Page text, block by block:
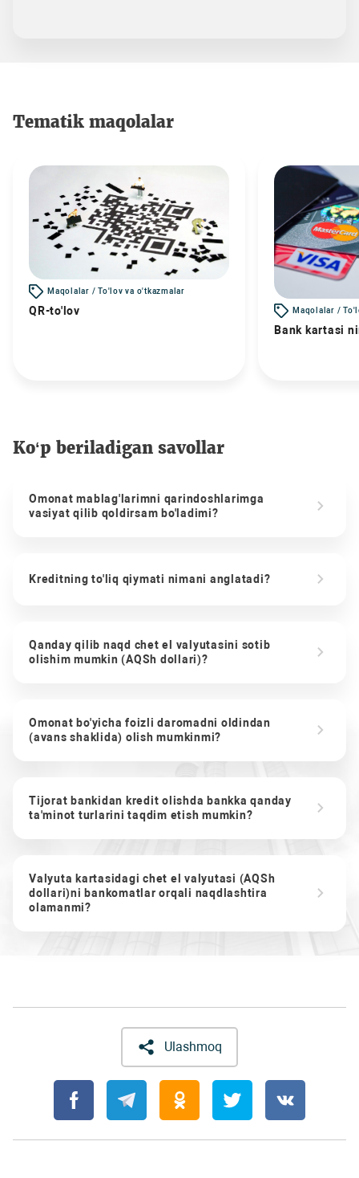
Tematik maqolalar
Maqolalar / To'lov va o'tkazmalar
QR-to'lov Maqolalar /
Bank kartasi
Ko‘p beriladigan savollar
Omonat mablag'larimni qarindoshlarimga
vasiyat qilib qoldirsam bo'ladimi?
Kreditning to'liq qiymati nimani anglatadi?
Qanday qilib naqd chet el valyutasini sotib
olishim mumkin (AQSh dollari)?
Omonat bo'yicha foizli daromadni oldindan
(avans shaklida) olish mumkinmi?
Tijorat bankidan kredit olishda bankka qanday
ta'minot turlarini taqdim etish mumkin?
Valyuta kartasidagi chet el valyutasi (AQSh
dollari)ni bankomatlar orqali naqdlashtira
olamanmi?
Ulashmoq